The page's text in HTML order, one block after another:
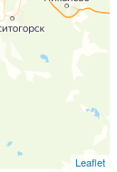
Leaflet